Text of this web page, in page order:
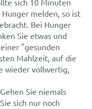
melden, so ist
Bei Hunger
Sie etwas und
"gesunden
Mahlzeit, auf die
wieder vollwertig,
Sie niemals
sich nur noch